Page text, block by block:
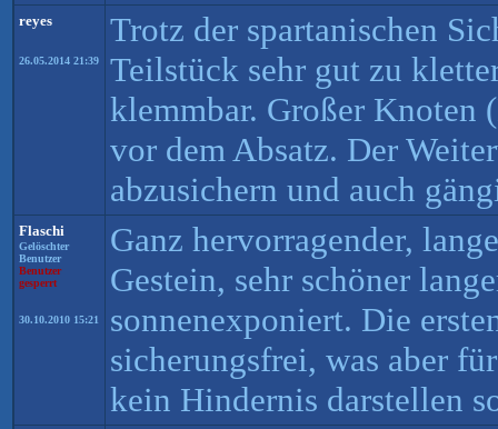
reyes
26.05.2014 21:39
Trotz der spartanischen
Teilstück sehr gut zu
klemmbar. Großer Knoten
vor dem Absatz. Der
abzusichern und auch
Flaschi
Gelöschter
Benutzer
Benutzer
gesperrt
30.10.2010 15:21
Ganz hervorragender,
Gestein, sehr schöner
sonnenexponiert. Die
sicherungsfrei, was aber
kein Hindernis darstellen